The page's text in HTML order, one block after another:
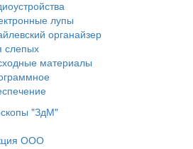
лупы
органайзер
слепых
материалы
"ЗдМ"
ООО